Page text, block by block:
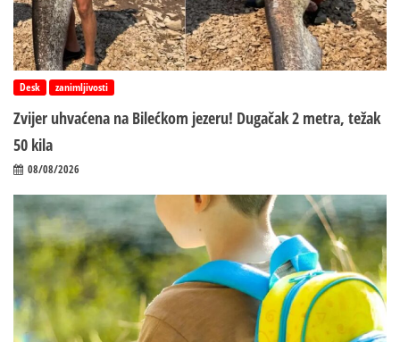
Desk zanimljivosti
Zvijer uhvaćena na Bilećkom jezeru! Dugačak 2 metra, težak
50 kila
08/08/2026